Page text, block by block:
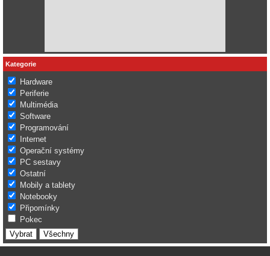
Kategorie
Hardware
Periferie
Multimédia
Software
Programování
Internet
Operační systémy
PC sestavy
Ostatní
Mobily a tablety
Notebooky
Připomínky
Pokec